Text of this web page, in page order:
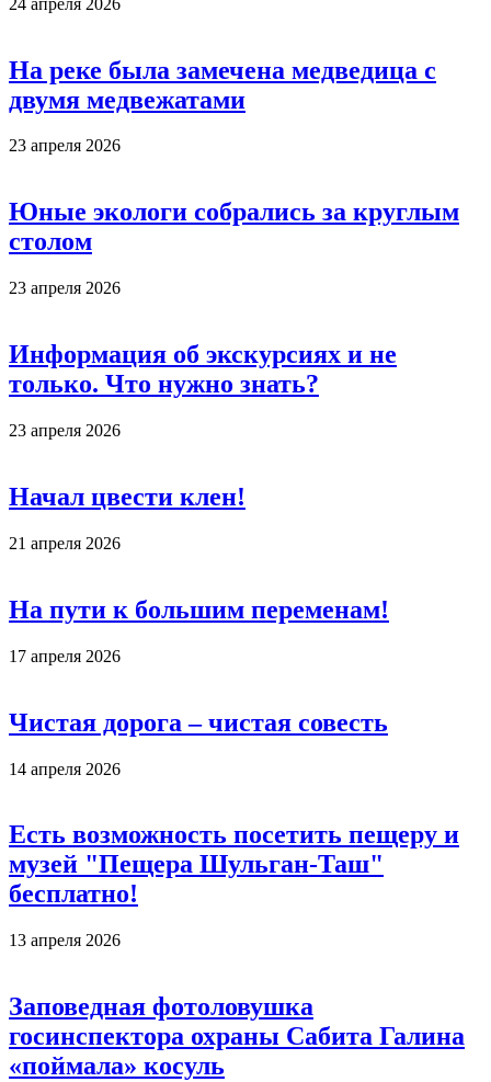
На реке была замечена медведица с
двумя медвежатами
23 апреля 2026
Юные экологи собрались за круглым
столом
23 апреля 2026
Информация об экскурсиях и не
только. Что нужно знать?
23 апреля 2026
Начал цвести клен!
21 апреля 2026
На пути к большим переменам!
17 апреля 2026
Чистая дорога – чистая совесть
14 апреля 2026
Есть возможность посетить пещеру и
музей "Пещера Шульган-Таш"
бесплатно!
13 апреля 2026
Заповедная фотоловушка
госинспектора охраны Сабита Галина
«поймала» косуль